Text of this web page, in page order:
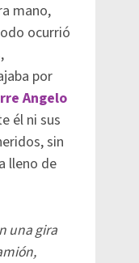
mano,
ocurrió
por
Angelo
él ni sus
sin
lleno de
una gira